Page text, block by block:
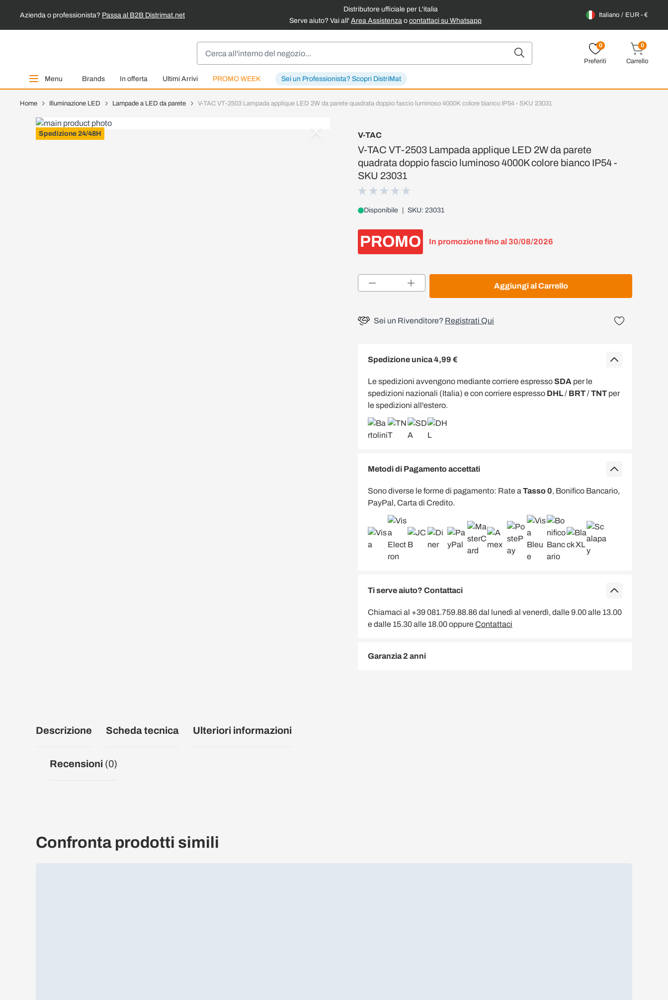
Azienda o professionista? Passa al B2B Distrimat.net
Distributore ufficiale per L'italia
Serve aiuto? Vai all' Area Assistenza o contattaci su Whatsapp
Italiano EUR - €
Menu Brands In offerta Ultimi Arrivi PROMO WEEK Sei un Professionista? Scopri DistriMat
0
Preferiti
0
Carrello
Home Illuminazione LED Lampade a LED da parete V-TAC VT-2503 Lampada applique LED 2W da parete quadrata doppio fascio luminoso 4000K colore bianco IP54 - SKU 23031
Spedizione 24/48H V-TAC
V-TAC VT-2503 Lampada applique LED 2W da parete
quadrata doppio fascio luminoso 4000K colore bianco IP54 -
SKU 23031
Disponibile SKU: 23031
PROMO In promozione fino al 30/08/2026
Aggiungi al Carrello
Sei un Rivenditore? Registrati Qui
Spedizione unica 4,99 €
Le spedizioni avvengono mediante corriere espressoSDA per le
spedizioni nazionali (Italia) e con corriere espresso DHL/ BRT/TNT per
le spedizioni all'estero.
Metodi di Pagamento accettati
Sono diverse le forme di pagamento: Rate a Tasso 0, Bonifico Bancario,
PayPal, Carta di Credito.
Ti serve aiuto? Contattaci
Chiamaci al +39 081.759.88.86 dal lunedì al venerdì, dalle 9.00 alle 13.00
e dalle 15.30 alle 18.00 oppureContattaci
Garanzia 2 anni
Descrizione Scheda tecnica Ulteriori informazioni
Recensioni (0)
Confronta prodotti simili